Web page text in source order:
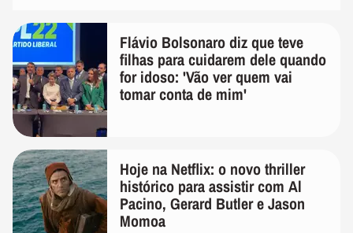
Flávio Bolsonaro diz que teve
filhas para cuidarem dele quando
for idoso: 'Vão ver quem vai
tomar conta de mim'
Hoje na Netflix: o novo thriller
histórico para assistir com Al
Pacino, Gerard Butler e Jason
Momoa